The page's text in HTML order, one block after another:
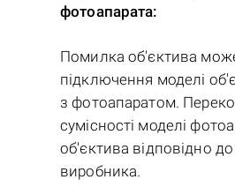
фотоапарата:
Помилка об'єктива
підключення моделі
з фотоапаратом.
сумісності моделі
об'єктива відповідно
виробника.